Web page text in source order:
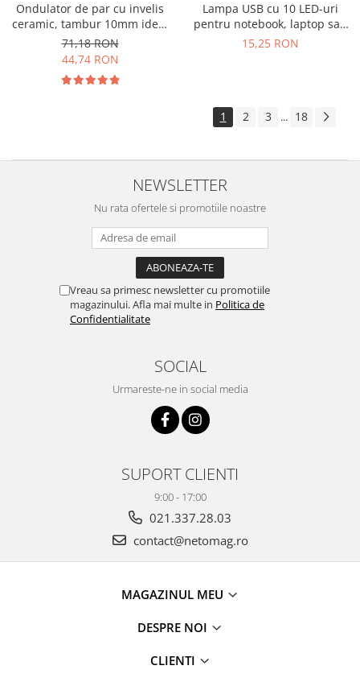
Ondulator de par cu invelis
ceramic, tambur 10mm ideal
bucle mici coafura afro,
incalzire rapida, cablu 1.8m
71,18 RON
44,74 RON
Lampa USB cu 10 LED-uri
pentru notebook, laptop sau
computere, lumineaza
15,25 RON
1 2 3 ... 18
NEWSLETTER
Nu rata ofertele si promotiile noastre
Vreau sa primesc newsletter cu promotiile
magazinului. Afla mai multe in Politica de
Confidentialitate
SOCIAL
Urmareste-ne in social media
SUPORT CLIENTI
9:00 - 17:00
021.337.28.03
contact@netomag.ro
MAGAZINUL MEU
DESPRE NOI
CLIENTI